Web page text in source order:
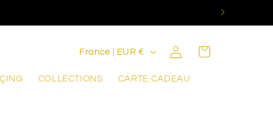
COLLECTIONS CARTE CADEAU
P
a
France | EUR € ConnexionPanier